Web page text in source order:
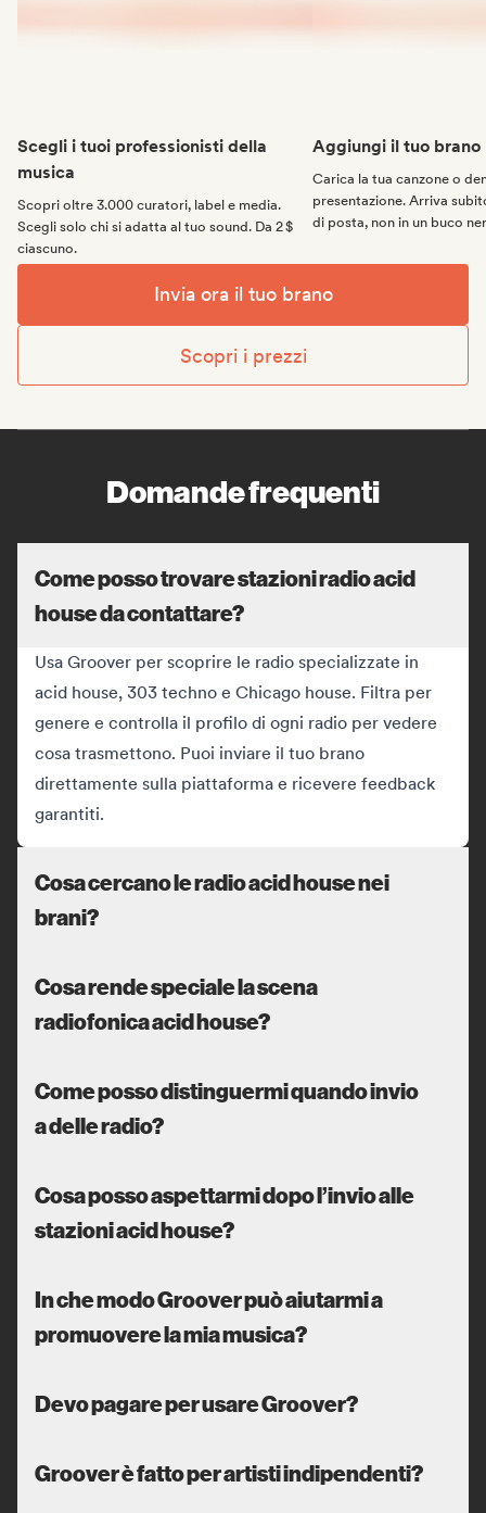
Scegli i tuoi professionisti della
musica
Scopri oltre 3.000 curatori, label e media.
Scegli solo chi si adatta al tuo sound. Da 2 $
ciascuno.
Aggiungi il tuo brano
Carica la tua canzone o
presentazione. Arriva
di posta, non in un buco
Invia ora il tuo brano
Scopri i prezzi
Domande frequenti
Come posso trovare stazioni radio acid
house da contattare?
Usa Groover per scoprire le radio specializzate in
acid house, 303 techno e Chicago house. Filtra per
genere e controlla il profilo di ogni radio per vedere
cosa trasmettono. Puoi inviare il tuo brano
direttamente sulla piattaforma e ricevere feedback
garantiti.
Cosa cercano le radio acid house nei
brani?
Cosa rende speciale la scena
radiofonica acid house?
Come posso distinguermi quando invio
a delle radio?
Cosa posso aspettarmi dopo l’invio alle
stazioni acid house?
In che modo Groover può aiutarmi a
promuovere la mia musica?
Devo pagare per usare Groover?
Groover è fatto per artisti indipendenti?